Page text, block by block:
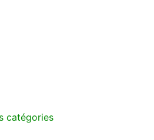
catégories